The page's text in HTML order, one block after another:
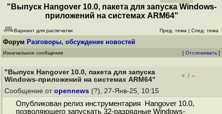
"Выпуск Hangover 10.0, пакета для запуска Windows-
приложений на системах ARM64"
Вариант для распечатки Пред. тема | След. тема
Форум Разговоры, обсуждение новостей
Изначальное сообщение [ Отслеживать ]
"Выпуск Hangover 10.0, пакета для запуска
Windows-приложений на системах ARM64"
+ / –
Сообщение от opennews (?), 27-Янв-25, 10:15
Опубликован релиз инструментария Hangover 10.0,
позволяющего запускать 32-разрядные Windows-